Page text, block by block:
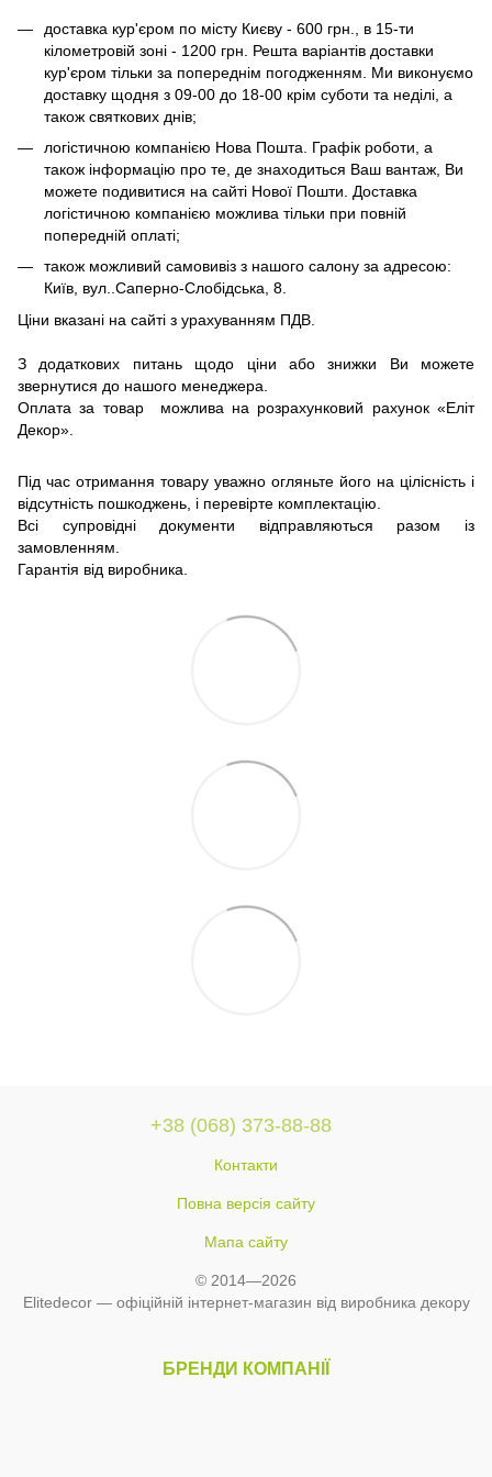
доставка кур'єром по місту Києву - 600 грн., в 15-ти
кілометровій зоні - 1200 грн. Решта варіантів доставки
кур'єром тільки за попереднім погодженням. Ми виконуємо
доставку щодня з 09-00 до 18-00 крім суботи та неділі, а
також святкових днів;
логістичною компанією Нова Пошта. Графік роботи, а
також інформацію про те, де знаходиться Ваш вантаж, Ви
можете подивитися на сайті Нової Пошти. Доставка
логістичною компанією можлива тільки при повній
попередній оплаті;
також можливий самовивіз з нашого салону за адресою:
Київ, вул..Саперно-Слобідська, 8.
Ціни вказані на сайті з урахуванням ПДВ.
З додаткових питань щодо ціни або знижки Ви можете
звернутися до нашого менеджера.
Оплата за товар можлива на розрахунковий рахунок «Еліт
Декор».
Під час отримання товару уважно огляньте його на цілісність і
відсутність пошкоджень, і перевірте комплектацію.
Всі супровідні документи відправляються разом із
замовленням.
Гарантія від виробника.
+38 (068) 373-88-88
Контакти
Повна версія сайту
Мапа сайту
© 2014—2026
Elitedecor — офіційній інтернет-магазин від виробника декору
БРЕНДИ КОМПАНІЇ